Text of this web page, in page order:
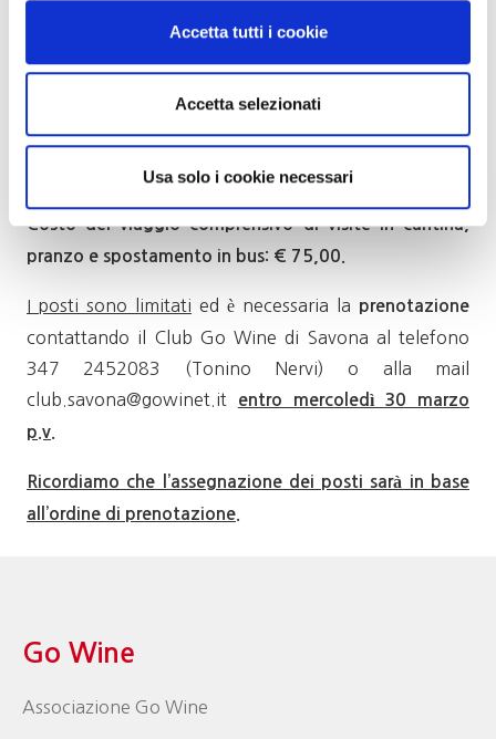
Accetta tutti i cookie
Accetta selezionati
Usa solo i cookie necessari
Per partecipare all’itinerario è necessario essere
muniti di Super Green pass.
La partenza da Savona in Pullman da Piazza Mameli
alle ore 7,30 ed il rientro entro le ore 19,30/20.00.
Costo del viaggio comprensivo di visite in cantina,
pranzo e spostamento in bus: € 75,00.
I posti sono limitati ed è necessaria la prenotazione
contattando il Club Go Wine di Savona al telefono
347 2452083 (Tonino Nervi) o alla mail
club.savona@gowinet.it
entro mercoledì 30 marzo
p.v.
Ricordiamo che l’assegnazione dei posti sarà in base
all’ordine di prenotazione.
Go Wine
Associazione Go Wine